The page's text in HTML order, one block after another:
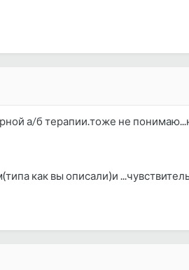
а/б терапии.тоже не
как вы описали)и